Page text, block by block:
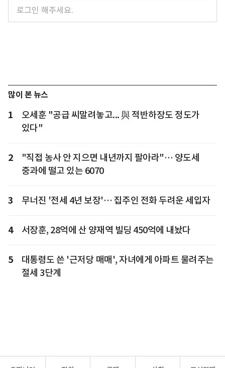
많이 본 뉴스
1
오세훈 "공급 씨말려놓고... 與 적반하장도 정도가
있다"
2
"직접 농사 안 지으면 내년까지 팔아라"… 양도세
중과에 떨고 있는 6070
3 무너진 '전세 4년 보장'… 집주인 전화 두려운 세입자
4 서장훈, 28억에 산 양재역 빌딩 450억에 내놨다
5
대통령도 쓴 '근저당 매매', 자녀에게 아파트 물려주는
절세 3단계